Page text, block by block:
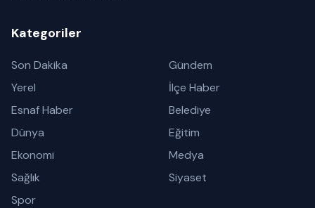
Kategoriler
Son Dakika
Gündem
Yerel
İlçe Haber
Esnaf Haber
Belediye
Dünya
Eğitim
Ekonomi
Medya
Sağlık
Siyaset
Spor